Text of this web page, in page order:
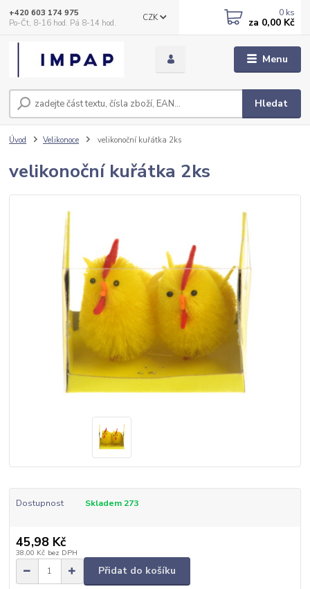
Menu
CZK
Hledat
+420 603 174 975
Po-Čt, 8-16 hod. Pá 8-14 hod.
0 ks
za 0,00 Kč
Úvod Velikonoce velikonoční kuřátka 2ks
velikonoční kuřátka 2ks
Dostupnost Skladem 273
45,98 Kč
38,00 Kč bez DPH
Přidat do košíku